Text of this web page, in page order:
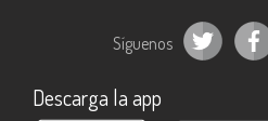
Síguenos
Descarga la app